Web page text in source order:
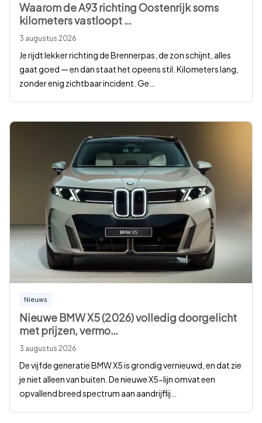
Waarom de A93 richting Oostenrijk soms
kilometers vastloopt…
3 augustus 2026
Je rijdt lekker richting de Brennerpas, de zon schijnt, alles
gaat goed — en dan staat het opeens stil. Kilometers lang,
zonder enig zichtbaar incident. Ge
Nieuws
Nieuwe BMW X5 (2026) volledig doorgelicht
met prijzen, vermo…
3 augustus 2026
De vijfde generatie BMW X5 is grondig vernieuwd, en dat zie
je niet alleen van buiten. De nieuwe X5-lijn omvat een
opvallend breed spectrum aan aandrijflij